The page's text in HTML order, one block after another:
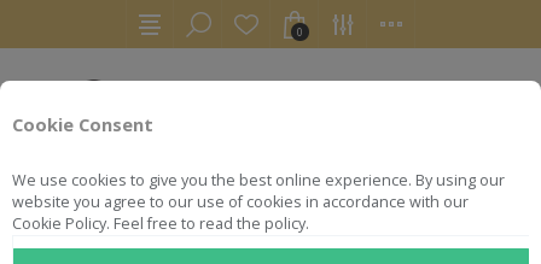
Cookie Consent
We use cookies to give you the best online experience. By using our
website you agree to our use of cookies in accordance with our
Cookie Policy. Feel free to read the policy.
0